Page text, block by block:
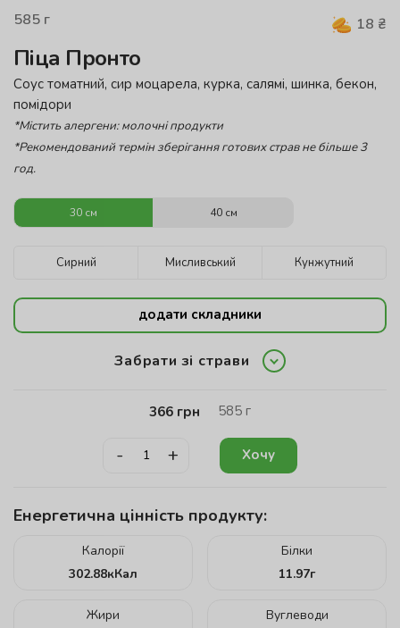
585 г 18 ₴
Піца Пронто
Соус томатний, сир моцарела, курка, салямі, шинка, бекон,
помідори
*Містить алергени: молочні продукти
*Рекомендований термін зберігання готових страв не більше 3
год.
30 см 40 см
Сирний Мисливський Кунжутний
додати складники
Забрати зі страви
366 грн 585 г
- + Хочу
Енергетична цінність продукту:
Калорії
302.88кКал
Білки
11.97г
Жири
Вуглеводи